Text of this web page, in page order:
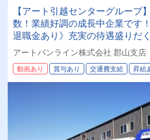
【アート引越センターグループ
数！業績好調の成長中企業です
退職金あり》充実の待遇盛りだ
ます！《大型ドライバー》★未
プライベートの両立が叶う環境
度あり！】
アートバンライン株式会社 郡山支店
動画あり 賞与あり 交通費支給 昇給